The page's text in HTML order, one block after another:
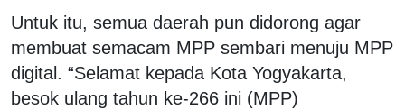
Untuk itu, semua daerah pun didorong agar
membuat semacam MPP sembari menuju MPP
digital. “Selamat kepada Kota Yogyakarta,
besok ulang tahun ke-266 ini (MPP)